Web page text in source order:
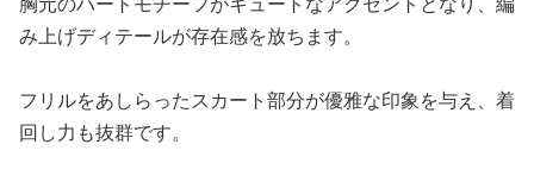
み上げディテールが存在感を放ちます。
フリルをあしらったスカート部分が優雅な印象を与え、着
回し力も抜群です。